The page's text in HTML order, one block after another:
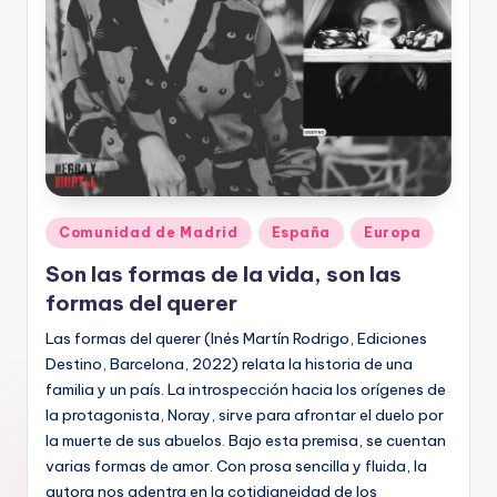
Publicado
en
Comunidad de Madrid España Europa
Son las formas de la vida, son las
formas del querer
Las formas del querer (Inés Martín Rodrigo, Ediciones
Destino, Barcelona, 2022) relata la historia de una
familia y un país. La introspección hacia los orígenes de
la protagonista, Noray, sirve para afrontar el duelo por
la muerte de sus abuelos. Bajo esta premisa, se cuentan
varias formas de amor. Con prosa sencilla y fluida, la
autora nos adentra en la cotidianeidad de los